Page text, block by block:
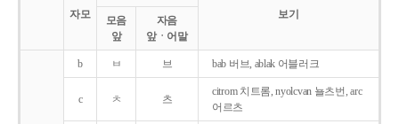
자모
보기
모음
앞
자음
앞ㆍ어말
b ㅂ 브 bab 버브, ablak 어블러크
c ㅊ 츠
citrom 치트롬, nyolcvan 뇰츠번, arc
어르츠